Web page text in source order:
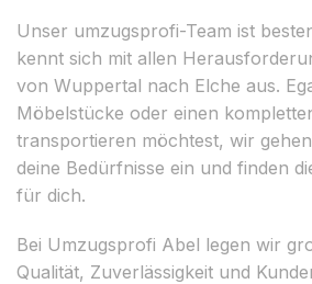
Unser umzugsprofi-Team ist
kennt sich mit allen
von Wuppertal nach Elche aus.
Möbelstücke oder einen
transportieren möchtest, wir
deine Bedürfnisse ein und finden
für dich.
Bei Umzugsprofi Abel legen wir
Qualität, Zuverlässigkeit und